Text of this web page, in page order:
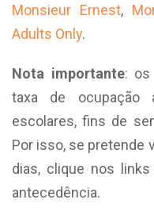
Monsieur Ernest,
Adults Only.
Nota importante: os
taxa de
escolares, fins de
Por isso, se pretende
dias, clique nos
antecedência.